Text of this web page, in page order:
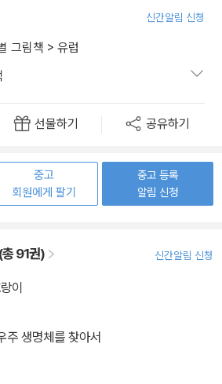
신간알림 신청
그림책 > 유럽
선물하기 공유하기
중고
회원에게 팔기
중고 등록
알림 신청
총 91권) 신간알림 신청
이
주 생명체를 찾아서